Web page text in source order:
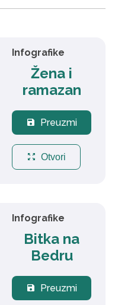
Infografike
Žena i
ramazan
save Preuzmi
zoom_out_map Otvori
Infografike
Bitka na
Bedru
save Preuzmi